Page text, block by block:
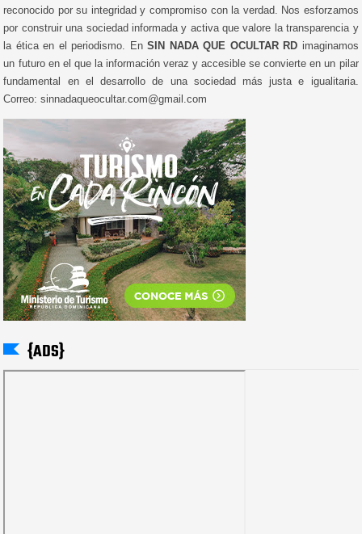
reconocido por su integridad y compromiso con la verdad. Nos esforzamos
por construir una sociedad informada y activa que valore la transparencia y
la ética en el periodismo. EnSIN NADA QUE OCULTAR RD imaginamos
un futuro en el que la información veraz y accesible se convierte en un pilar
fundamental en el desarrollo de una sociedad más justa e igualitaria.
Correo: sinnadaqueocultar.com@gmail.com
{ADS}